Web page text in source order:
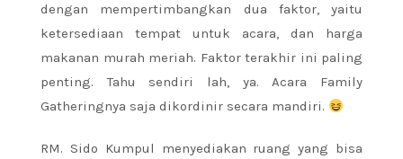
dengan mempertimbangkan dua faktor, yaitu
ketersediaan tempat untuk acara, dan harga
makanan murah meriah. Faktor terakhir ini paling
penting. Tahu sendiri lah, ya. Acara Family
Gatheringnya saja dikordinir secara mandiri.
RM. Sido Kumpul menyediakan ruang yang bisa